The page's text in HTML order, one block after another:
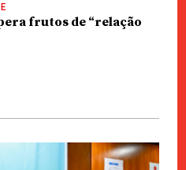
frutos de “relação